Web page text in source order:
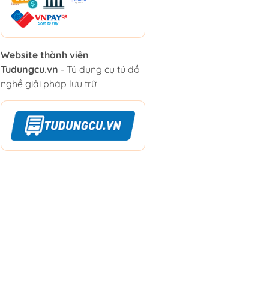
Website thành viên
Tudungcu.vn - Tủ dụng cụ tủ đồ
nghề giải pháp lưu trữ